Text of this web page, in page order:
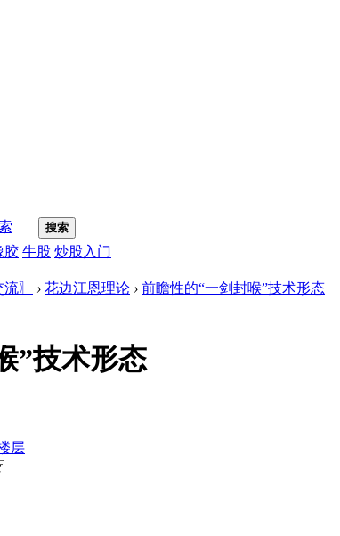
搜索
胶 牛股 炒股入门
〗 › 花边江恩理论 › 前瞻性的“一剑封喉”技术形态
”技术形态
层